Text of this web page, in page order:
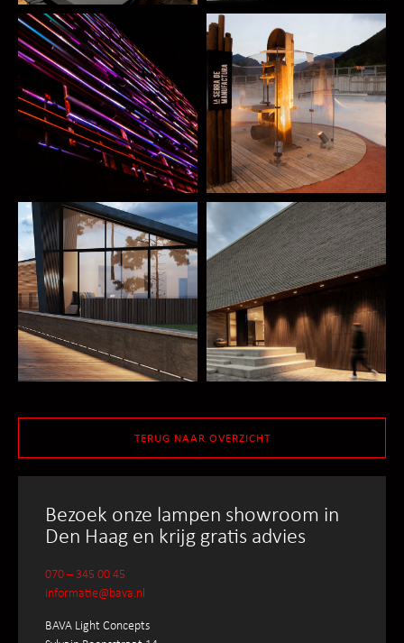
TERUG NAAR OVERZICHT
Bezoek onze lampen showroom in
Den Haag en krijg gratis advies
070 – 345 00 45
informatie@bava.nl
BAVA Light Concepts